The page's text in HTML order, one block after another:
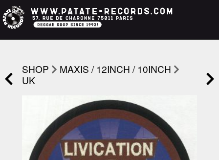
SHOP
MAXIS / 12INCH / 10INCH
UK